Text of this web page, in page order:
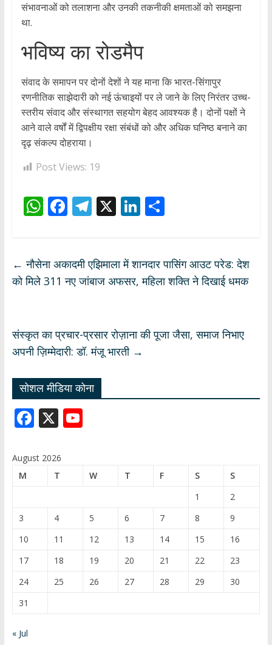
संभावनाओं को तलाशना और उनकी तकनीकी क्षमताओं को समझना
था.
​भविष्य का रोडमैप
​संवाद के समापन पर दोनों देशों ने यह माना कि भारत-सिंगापुर
रणनीतिक साझेदारी को नई ऊंचाइयों पर ले जाने के लिए निरंतर उच्च-
स्तरीय संवाद और संस्थागत सहयोग बेहद आवश्यक है। दोनों पक्षों ने
आने वाले वर्षों में द्विपक्षीय रक्षा संबंधों को और अधिक घनिष्ठ बनाने का
दृढ़ संकल्प दोहराया।
Post Views: 19
W
s
A
F
b
o
T
gr
a
X Li
e
dI
S
e
← नौसेना अकादमी एझिमाला में शानदार पासिंग आउट परेड: देश
को मिले 311 नए जांबाज अफसर, महिला शक्ति ने दिखाई धमक
संस्कृत का प्रचार-प्रसार रोज़ाना की पूजा जैसा, समाज निभाए
अपनी ज़िम्मेदारी: डॉ. मंजू भारती →
सोशल मीडिया कोना
F
e
X Y
T
b
e
C
h
a
August 2026
M
T W T F S
S
1
2
3
4 5 6 7 8
9
10
11 12 13 14 15
16
17
18 19 20 21 22
23
24
25 26 27 28 29
30
31
« Jul